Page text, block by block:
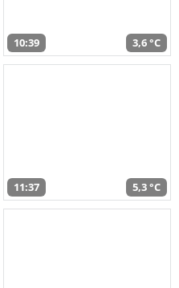
10:39 3,6 °C
11:37 5,3 °C